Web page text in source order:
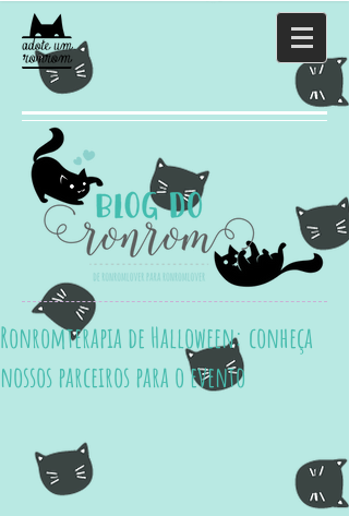
Ronromterapia de Halloween: conheça
nossos parceiros para o evento